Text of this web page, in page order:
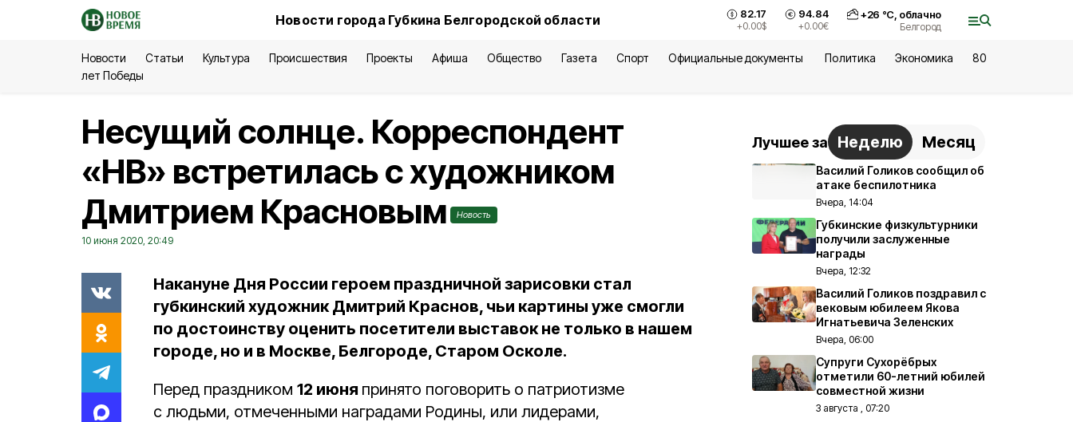
Новости города Губкина Белгородской области 82.17
+0.00$
94.84
+0.00€
+26 °С, облачно
Белгород
Новости Статьи Культура Происшествия Проекты Афиша Общество Газета Спорт Официальные документы Политика Экономика
80
лет Победы
Несущий солнце. Корреспондент
«НВ» встретилась с художником
Дмитрием Красновым
Новость
10 июня 2020, 20:49
Накануне Дня России героем праздничной зарисовки стал
губкинский художник Дмитрий Краснов, чьи картины уже смогли
по достоинству оценить посетители выставок не только в нашем
городе, но и в Москве, Белгороде, Старом Осколе.
Перед праздником 12 июня принято поговорить о патриотизме
с людьми, отмеченными наградами Родины, или лидерами,
Лучшее за Неделю Месяц
Василий Голиков сообщил об
атаке беспилотника
Вчера, 14:04
Губкинские физкультурники
получили заслуженные
награды
Вчера, 12:32
Василий Голиков поздравил с
вековым юбилеем Якова
Игнатьевича Зеленских
Вчера, 06:00
Супруги Сухорёбрых
отметили 60-летний юбилей
совместной жизни
3 августа , 07:20